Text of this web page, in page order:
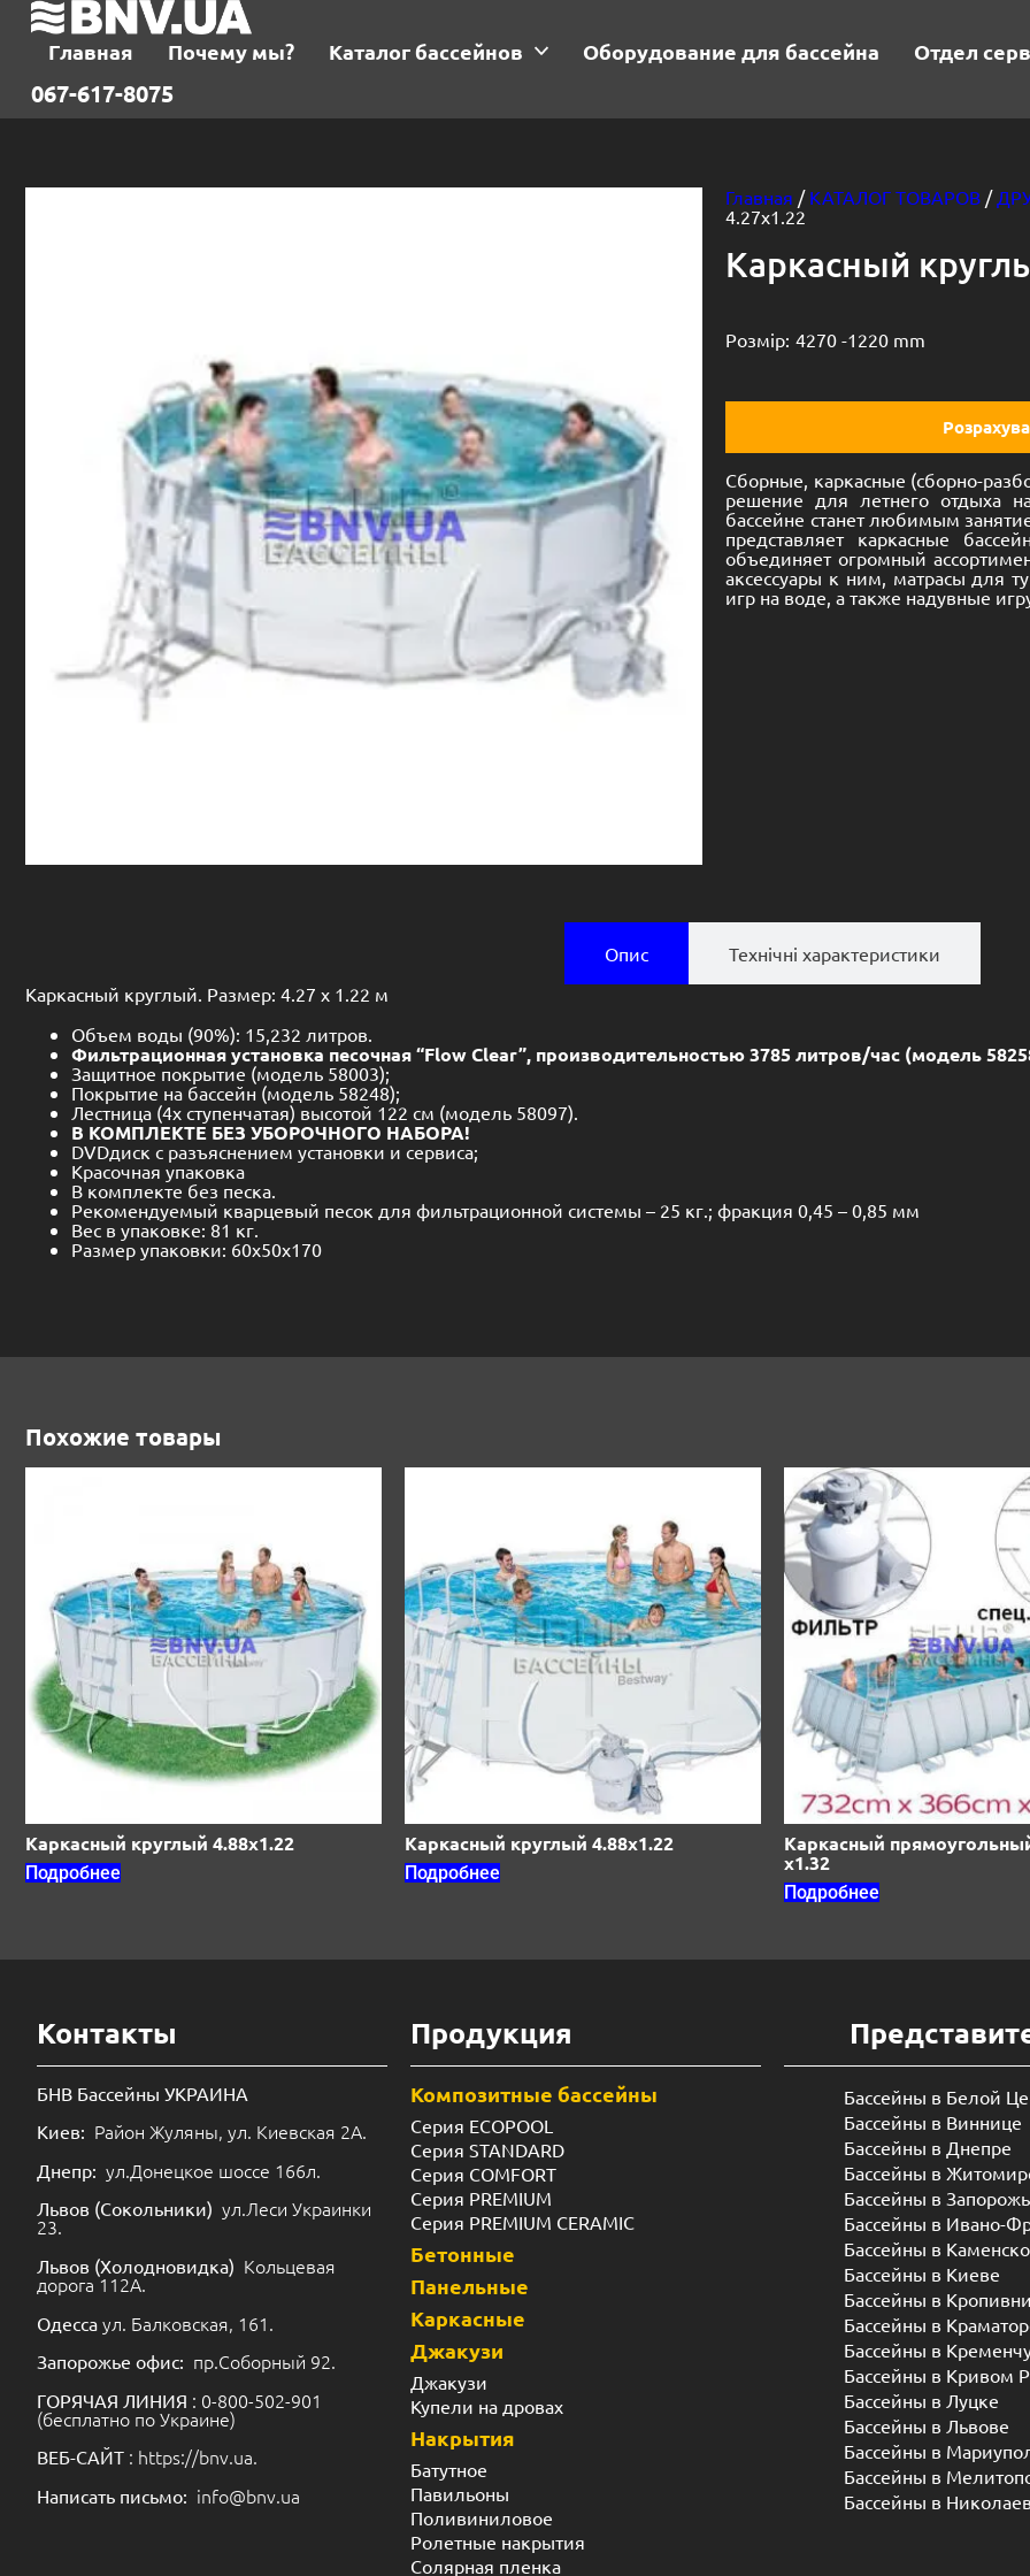
Главная Почему мы? Каталог бассейнов Оборудование для бассейна Отдел
067-617-8075
Главная / КАТАЛОГ ТОВАРОВ /
4.27х1.22
Каркасный
Розмір: 4270 -1220 mm
Сборные, каркасные (сборно-
решение для летнего отдыха
бассейне станет любимым
представляет каркасные
объединяет огромный
аксессуары к ним, матрасы для
игр на воде, а также надувные
Опис
Технічні характеристики
Каркасный круглый. Размер: 4.27 х 1.22 м
Объем воды (90%): 15,232 литров.
Фильтрационная установка песочная “Flow Clear”, производительностью 3785 литров/час (модель
Защитное покрытие (модель 58003);
Покрытие на бассейн (модель 58248);
Лестница (4х ступенчатая) высотой 122 см (модель 58097).
В КОМПЛЕКТЕ БЕЗ УБОРОЧНОГО НАБОРА!
DVDдиск с разъяснением установки и сервиса;
Красочная упаковка
В комплекте без песка.
Рекомендуемый кварцевый песок для фильтрационной системы – 25 кг.; фракция 0,45 – 0,85 мм
Вес в упаковке: 81 кг.
Размер упаковки: 60х50х170
Похожие товары
Каркасный круглый 4.88х1.22
Подробнее
Каркасный круглый 4.88х1.22
Подробнее
Каркасный
x1.32
Подробнее
Контакты
БНВ Бассейны УКРАИНА
Киев: Район Жуляны, ул. Киевская 2А.
Днепр: ул.Донецкое шоссе 166л.
Львов (Сокольники) ул.Леси Украинки
23.
Львов (Холодновидка) Кольцевая
дорога 112А.
Одесса ул. Балковская, 161.
Запорожье офис: пр.Соборный 92.
ГОРЯЧАЯ ЛИНИЯ : 0-800-502-901
(бесплатно по Украине)
ВЕБ-САЙТ : https://bnv.ua.
Написать письмо: info@bnv.ua
Продукция
Композитные бассейны
Серия ECOPOOL
Серия STANDARD
Серия COMFORT
Серия PREMIUM
Серия PREMIUM CERAMIC
Бетонные
Панельные
Каркасные
Джакузи
Джакузи
Купели на дровах
Накрытия
Батутное
Павильоны
Поливиниловое
Ролетные накрытия
Солярная пленка
Бассейны в Белой
Бассейны в Виннице
Бассейны в Днепре
Бассейны в
Бассейны в
Бассейны в Ивано-
Бассейны в
Бассейны в Киеве
Бассейны в
Бассейны в
Бассейны в
Бассейны в Кривом
Бассейны в Луцке
Бассейны в Львове
Бассейны в
Бассейны в
Бассейны в